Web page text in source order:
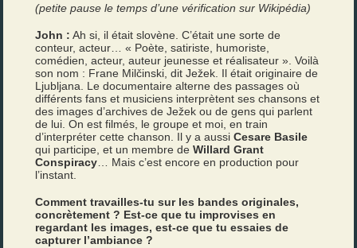
(petite pause le temps d’une vérification sur Wikipédia)
John : Ah si, il était slovène. C’était une sorte de
conteur, acteur… « Poète, satiriste, humoriste,
comédien, acteur, auteur jeunesse et réalisateur ». Voilà
son nom : Frane Milčinski, dit Ježek. Il était originaire de
Ljubljana. Le documentaire alterne des passages où
différents fans et musiciens interprètent ses chansons et
des images d’archives de Ježek ou de gens qui parlent
de lui. On est filmés, le groupe et moi, en train
d’interpréter cette chanson. Il y a aussiCesare Basile
qui participe, et un membre deWillard Grant
Conspiracy… Mais c’est encore en production pour
l’instant.
Comment travailles-tu sur les bandes originales,
concrètement ? Est-ce que tu improvises en
regardant les images, est-ce que tu essaies de
capturer l’ambiance ?